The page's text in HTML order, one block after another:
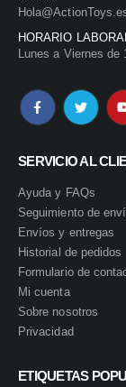
HORARIO
Lunes a Viernes
SERVICIO AL
Ayuda y FAQs
Seguimiento de
Envíos y entregas
Historial de pedidos
Formulario de
Mi cuenta
Sobre nosotros
Privacidad
ETIQUETAS